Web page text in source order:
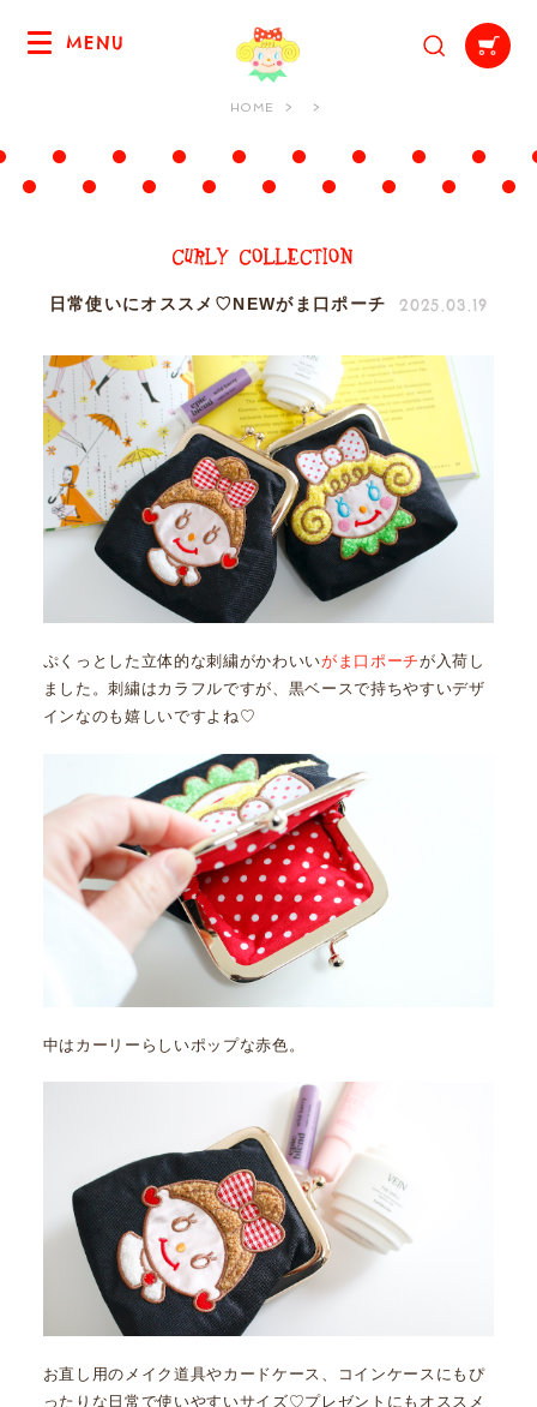
MENU
HOME
日常使いにオススメ♡NEWがま口ポーチ 2025.03.19
ぷくっとした立体的な刺繍がかわいいがま口ポーチが入荷し
ました。刺繍はカラフルですが、黒ベースで持ちやすいデザ
インなのも嬉しいですよね♡
中はカーリーらしいポップな赤色。
お直し用のメイク道具やカードケース、コインケースにもぴ
ったりな日常で使いやすいサイズ♡プレゼントにもオススメ